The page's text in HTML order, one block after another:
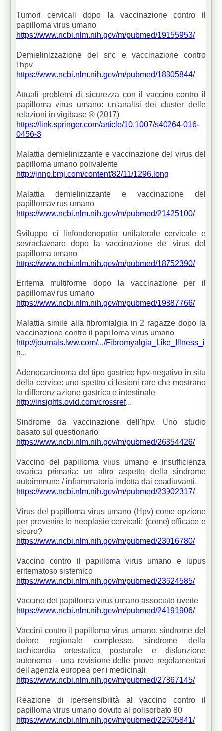
Tumori cervicali dopo la vaccinazione contro il
papilloma virus umano
https://www.ncbi.nlm.nih.gov/m/pubmed/19155953/
Demielinizzazione del snc e vaccinazione contro
l'hpv
https://www.ncbi.nlm.nih.gov/m/pubmed/18805844/
Attuali problemi di sicurezza con il vaccino contro il
papilloma virus umano: un'analisi dei cluster delle
relazioni in vigibase ® (2017)
https://link.springer.com/article/10.1007/s40264-016-
0456-3
Malattia demielinizzante e vaccinazione del virus del
papilloma umano polivalente
http://jnnp.bmj.com/content/82/11/1296.long
Malattia demielinizzante e vaccinazione del
papillomavirus umano
https://www.ncbi.nlm.nih.gov/m/pubmed/21425100/
Sviluppo di linfoadenopatia unilaterale cervicale e
sovraclaveare dopo la vaccinazione del virus del
papilloma umano
https://www.ncbi.nlm.nih.gov/m/pubmed/18752390/
Eritema multiforme dopo la vaccinazione per il
papillomavirus umano
https://www.ncbi.nlm.nih.gov/m/pubmed/19887766/
Malattia simile alla fibromialgia in 2 ragazze dopo la
vaccinazione contro il papilloma virus umano
http://journals.lww.com/.../Fibromyalgia_Like_Illness_i
n...
Adenocarcinoma del tipo gastrico hpv-negativo in situ
della cervice: uno spettro di lesioni rare che mostrano
la differenziazione gastrica e intestinale
http://insights.ovid.com/crossref...
Sindrome da vaccinazione dell'hpv. Uno studio
basato sul questionario
https://www.ncbi.nlm.nih.gov/m/pubmed/26354426/
Vaccino del papilloma virus umano e insufficienza
ovarica primaria: un altro aspetto della sindrome
autoimmune / infiammatoria indotta dai coadiuvanti.
https://www.ncbi.nlm.nih.gov/m/pubmed/23902317/
Virus del papilloma virus umano (Hpv) come opzione
per prevenire le neoplasie cervicali: (come) efficace e
sicuro?
https://www.ncbi.nlm.nih.gov/m/pubmed/23016780/
Vaccino contro il papilloma virus umano e lupus
eritematoso sistemico
https://www.ncbi.nlm.nih.gov/m/pubmed/23624585/
Vaccino del papilloma virus umano associato uveite
https://www.ncbi.nlm.nih.gov/m/pubmed/24191906/
Vaccini contro il papilloma virus umano, sindrome del
dolore regionale complesso, sindrome della
tachicardia ortostatica posturale e disfunzione
autonoma - una revisione delle prove regolamentari
dell'agenzia europea per i medicinali
https://www.ncbi.nlm.nih.gov/m/pubmed/27867145/
Reazione di ipersensibilità al vaccino contro il
papilloma virus umano dovuto al polisorbato 80
https://www.ncbi.nlm.nih.gov/m/pubmed/22605841/